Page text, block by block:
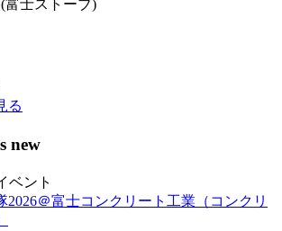
る
new
ベント
2026＠富士コンクリート工業（コンクリ